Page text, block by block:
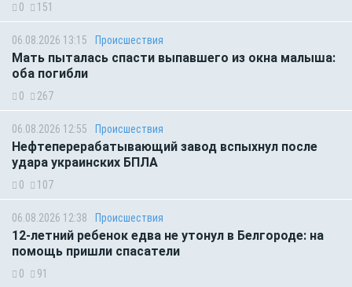
0 151
06.08.2026 13:15 Происшествия
Мать пыталась спасти выпавшего из окна малыша:
оба погибли
0 267
06.08.2026 12:55 Происшествия
Нефтеперерабатывающий завод вспыхнул после
удара украинских БПЛА
0 107
06.08.2026 12:38 Происшествия
12-летний ребенок едва не утонул в Белгороде: на
помощь пришли спасатели
0 91